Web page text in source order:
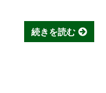
続きを読む